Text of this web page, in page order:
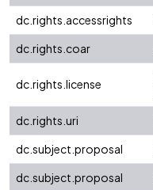
dc.rights.accessrights
dc.rights.coar
dc.rights.license
dc.rights.uri
dc.subject.proposal
dc.subject.proposal